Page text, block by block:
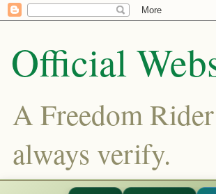
Official
A Freedom
always verify.